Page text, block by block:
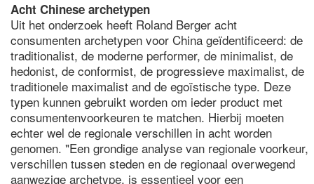
Acht Chinese archetypen
Uit het onderzoek heeft Roland Berger acht
consumenten archetypen voor China geïdentificeerd: de
traditionalist, de moderne performer, de minimalist, de
hedonist, de conformist, de progressieve maximalist, de
traditionele maximalist and de egoïstische type. Deze
typen kunnen gebruikt worden om ieder product met
consumentenvoorkeuren te matchen. Hierbij moeten
echter wel de regionale verschillen in acht worden
genomen. "Een grondige analyse van regionale voorkeur,
verschillen tussen steden en de regionaal overwegend
aanwezige archetype, is essentieel voor een